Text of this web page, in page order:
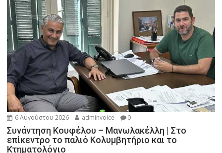
6 Αυγούστου 2026 adminvoice 0
Συνάντηση Κουφέλου – Μανωλακέλλη | Στο
επίκεντρο το παλιό Κολυμβητήριο και το
Κτηματολόγιο